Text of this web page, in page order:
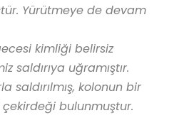
Yürütmeye de devam
kimliği belirsiz
saldırıya uğramıştır.
saldırılmış, kolonun bir
bulunmuştur.